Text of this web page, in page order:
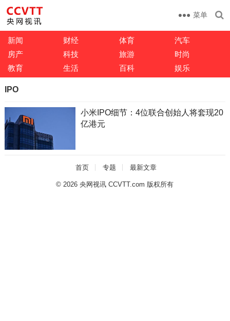
菜单
新闻 财经 体育
汽车
房产
科技 旅游
时尚
教育
生活 百科 娱乐
IPO
小米IPO细节：4位联合创始人将套现20
亿港元
首页 专题 最新文章
© 2026央网视讯 CCVTT.com 版权所有